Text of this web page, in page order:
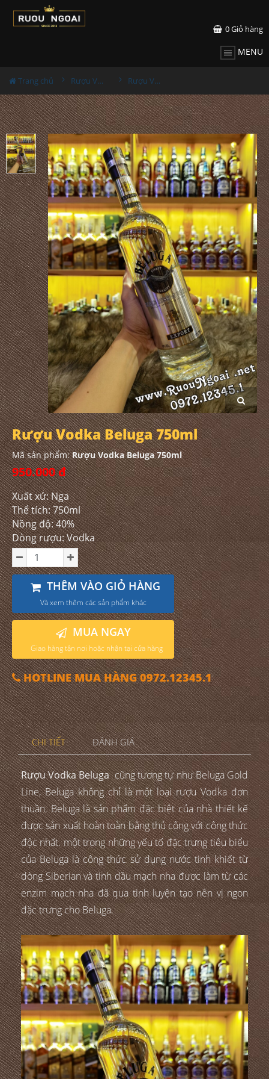
0Giỏ hàng
MENU
Trang chủ Rượu Vodka Rượu Vodka Beluga 750ml
Rượu Vodka Beluga 750ml
Mã sản phẩm:Rượu Vodka Beluga 750ml
950.000 đ
Xuất xứ: Nga
Thể tích: 750ml
Nồng độ: 40%
Dòng rượu: Vodka
THÊM VÀO GIỎ HÀNG
Và xem thêm các sản phẩm khác
MUA NGAY
Giao hàng tận nơi hoặc nhận tại cửa hàng
HOTLINE MUA HÀNG 0972.12345.1
CHI TIẾT ĐÁNH GIÁ
Rượu Vodka Belugacũng tương tự như Beluga Gold
Line, Beluga không chỉ là một loại rượu Vodka đơn
thuần. Beluga là sản phẩm đặc biệt của nhà thiết kế
được sản xuất hoàn toàn bằng thủ công với công thức
độc nhất. một trong những yếu tố đặc trưng tiêu biểu
của Beluga là công thức sử dụng nước tinh khiết từ
dòng Siberian và tinh dầu mạch nha được làm từ các
enzim mạch nha đã qua tinh luyện tạo nên vị ngon
đặc trưng cho Beluga.